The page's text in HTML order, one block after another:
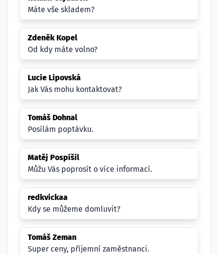
Máte vše skladem?
Zdeněk Kopel
Od kdy máte volno?
Lucie Lipovská
Jak Vás mohu kontaktovat?
Tomáš Dohnal
Posílám poptávku.
Matěj Pospíšil
Můžu Vás poprosít o více informací.
redkvickaa
Kdy se můžeme domluvit?
Tomáš Zeman
Super ceny, příjemní zaměstnanci.